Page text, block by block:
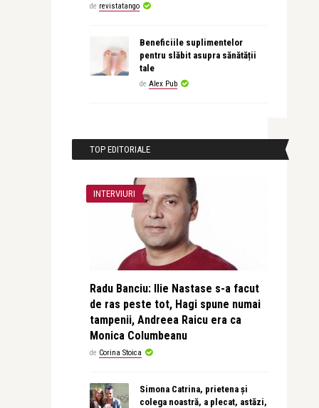
de revistatango
Beneficiile suplimentelor
pentru slăbit asupra sănătății
tale
de Alex Pub
TOP EDITORIALE
INTERVIURI
Radu Banciu: Ilie Nastase s-a facut
de ras peste tot, Hagi spune numai
tampenii, Andreea Raicu era ca
Monica Columbeanu
de Corina Stoica
Simona Catrina, prietena și
colega noastră, a plecat, astăzi,